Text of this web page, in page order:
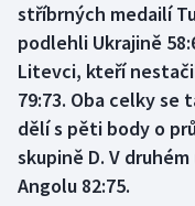
Dostihy
Florbal
Futsal
Golf
stříbrných medailí
podlehli Ukrajině
Litevci, kteří
79:73. Oba celky
dělí s pěti body o
skupině D. V
Angolu 82:75.